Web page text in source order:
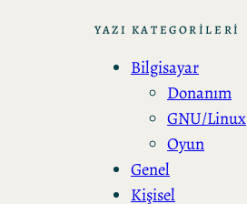
YAZI KATEGORİLERİ
Bilgisayar
Donanım
GNU/Linux
Oyun
Genel
Kişisel